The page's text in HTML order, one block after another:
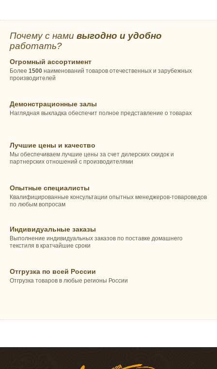
Почему с нами выгодно и удобно
работать?
Огромный ассортимент
Более 1500 наименований товаров отечественных и зарубежных
производителей
Демонстрационные залы
Наглядная выкладка обеспечит полное представление о товарах
Лучшие цены и качество
Мы обеспечиваем лучшие цены за счет дилерских скидок и
партнерских отношений с производителями
Опытные специалисты
Квалифицированные консультации опытных менеджеров-товароведов
по любым вопросам
Индивидуальные заказы
Выполнение индивидуальных заказов по поставке домашнего
текстиля в кратчайшие сроки
Отгрузка по всей России
Отгрузка товаров в любые регионы России